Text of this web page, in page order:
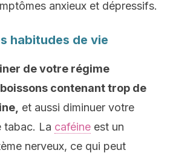
anxieux et dépressifs.
habitudes de vie
de votre régime
contenant trop de
et aussi diminuer votre
tabac. La caféine est un
nerveux, ce qui peut